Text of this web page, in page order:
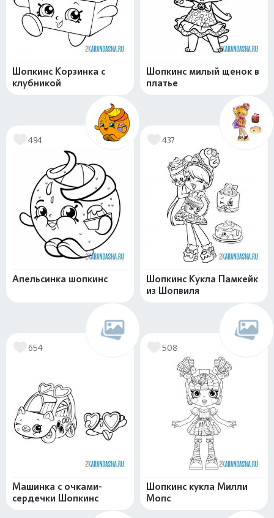
Шопкинс Корзинка с
клубникой
Шопкинс милый щенок в
платье
494
Апельсинка шопкинс
437
Шопкинс Кукла Памкейк
из Шопвиля
654
Машинка с очками-
сердечки Шопкинс
508
Шопкинс кукла Милли
Мопс